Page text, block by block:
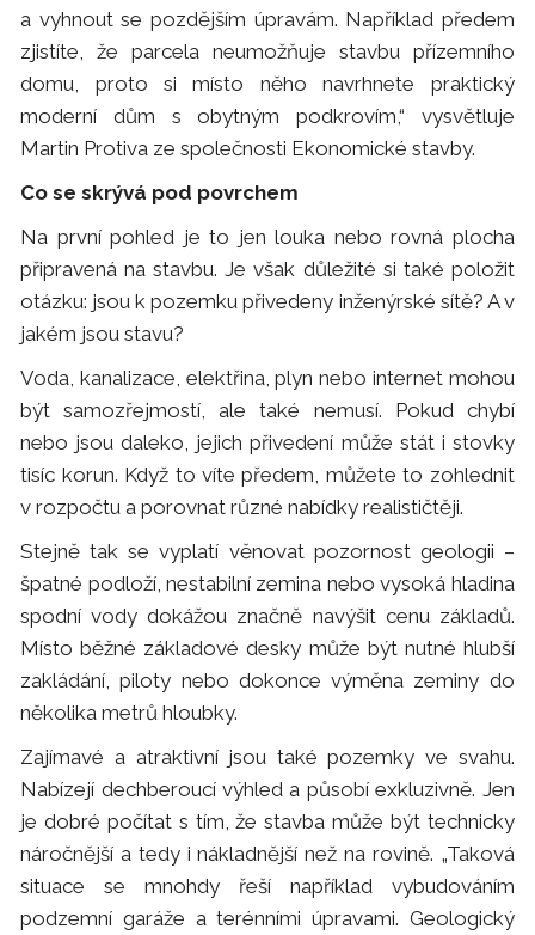
a vyhnout se pozdějším úpravám. Například předem
zjistíte, že parcela neumožňuje stavbu přízemního
domu, proto si místo něho navrhnete praktický
moderní dům s obytným podkrovím,“ vysvětluje
Martin Protiva ze společnosti Ekonomické stavby.
Co se skrývá pod povrchem
Na první pohled je to jen louka nebo rovná plocha
připravená na stavbu. Je však důležité si také položit
otázku: jsou k pozemku přivedeny inženýrské sítě? A v
jakém jsou stavu?
Voda, kanalizace, elektřina, plyn nebo internet mohou
být samozřejmostí, ale také nemusí. Pokud chybí
nebo jsou daleko, jejich přivedení může stát i stovky
tisíc korun. Když to víte předem, můžete to zohlednit
v rozpočtu a porovnat různé nabídky realističtěji.
Stejně tak se vyplatí věnovat pozornost geologii –
špatné podloží, nestabilní zemina nebo vysoká hladina
spodní vody dokážou značně navýšit cenu základů.
Místo běžné základové desky může být nutné hlubší
zakládání, piloty nebo dokonce výměna zeminy do
několika metrů hloubky.
Zajímavé a atraktivní jsou také pozemky ve svahu.
Nabízejí dechberoucí výhled a působí exkluzivně. Jen
je dobré počítat s tím, že stavba může být technicky
náročnější a tedy i nákladnější než na rovině. „Taková
situace se mnohdy řeší například vybudováním
podzemní garáže a terénními úpravami. Geologický